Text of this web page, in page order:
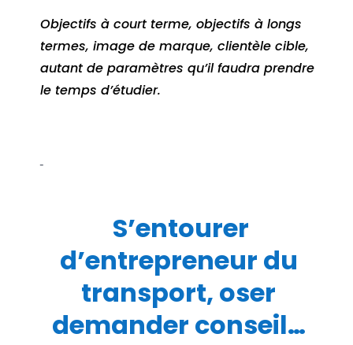
Objectifs à court terme, objectifs à longs
termes, image de marque, clientèle cible,
autant de paramètres qu’il faudra prendre
le temps d’étudier.
S’entourer
d’entrepreneur du
transport, oser
demander conseil…